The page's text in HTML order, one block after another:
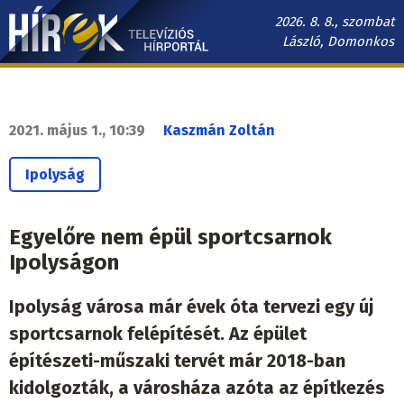
Ugrás
tartalomra
2026. 8. 8., szombat
László, Domonkos
Hírek.sk
navigáció
2021. május 1., 10:39 Kaszmán Zoltán
Ipolyság
Egyelőre nem épül sportcsarnok
Ipolyságon
Ipolyság városa már évek óta tervezi egy új
sportcsarnok felépítését. Az épület
építészeti-műszaki tervét már 2018-ban
kidolgozták, a városháza azóta az építkezés